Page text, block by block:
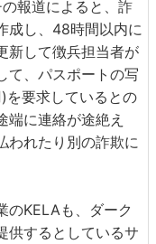
報道によると、詐
成し、48時間以内に
新して徴兵担当者が
て、パスポートの写
要求しているとの
端に連絡が途絶え
われたり別の詐欺に
のKELAも、ダーク
供するとしているサ